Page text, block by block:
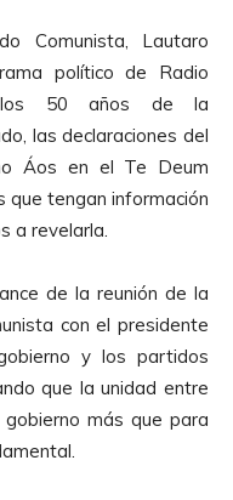
Comunista, Lautaro
político de Radio
los 50 años de la
las declaraciones del
Áos en el Te Deum
que tengan información
a revelarla.
de la reunión de la
con el presidente
y los partidos
que la unidad entre
más que para